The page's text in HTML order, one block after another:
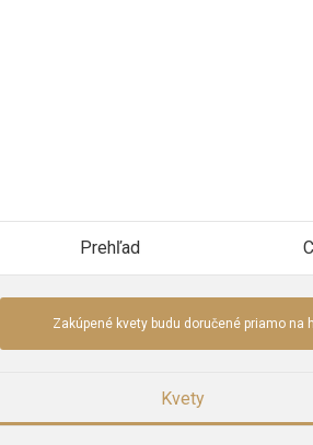
Prehľad
Zakúpené kvety budu doručené priamo
Kvety